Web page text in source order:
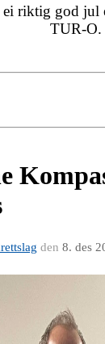
ei riktig god
TUR-O.
den 8. des